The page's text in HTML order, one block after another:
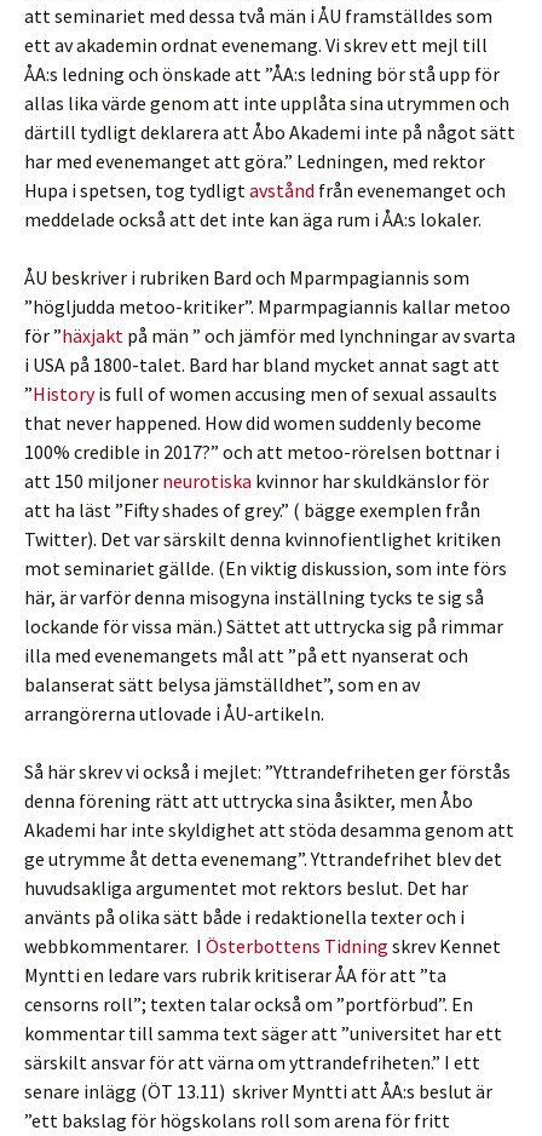
att seminariet med dessa två män i ÅU framställdes som
ett av akademin ordnat evenemang. Vi skrev ett mejl till
ÅA:s ledning och önskade att ”ÅA:s ledning bör stå upp för
allas lika värde genom att inte upplåta sina utrymmen och
därtill tydligt deklarera att Åbo Akademi inte på något sätt
har med evenemanget att göra.” Ledningen, med rektor
Hupa i spetsen, tog tydligtavstånd från evenemanget och
meddelade också att det inte kan äga rum i ÅA:s lokaler.
ÅU beskriver i rubriken Bard och Mparmpagiannis som
”högljudda metoo-kritiker”. Mparmpagiannis kallar metoo
för ”häxjakt på män ” och jämför med lynchningar av svarta
i USA på 1800-talet. Bard har bland mycket annat sagt att
”Historyis full of women accusing men of sexual assaults
that never happened. How did women suddenly become
100% credible in 2017?” och att metoo-rörelsen bottnar i
att 150 miljoner neurotiska kvinnor har skuldkänslor för
att ha läst ”Fifty shades of grey.” ( bägge exemplen från
Twitter). Det var särskilt denna kvinnofientlighet kritiken
mot seminariet gällde. (En viktig diskussion, som inte förs
här, är varför denna misogyna inställning tycks te sig så
lockande för vissa män.) Sättet att uttrycka sig på rimmar
illa med evenemangets mål att ”på ett nyanserat och
balanserat sätt belysa jämställdhet”, som en av
arrangörerna utlovade i ÅU-artikeln.
Så här skrev vi också i mejlet: ”Yttrandefriheten ger förstås
denna förening rätt att uttrycka sina åsikter, men Åbo
Akademi har inte skyldighet att stöda desamma genom att
ge utrymme åt detta evenemang”. Yttrandefrihet blev det
huvudsakliga argumentet mot rektors beslut. Det har
använts på olika sätt både i redaktionella texter och i
webbkommentarer. I Österbottens Tidning skrev Kennet
Myntti en ledare vars rubrik kritiserar ÅA för att ”ta
censorns roll”; texten talar också om ”portförbud”. En
kommentar till samma text säger att ”universitet har ett
särskilt ansvar för att värna om yttrandefriheten.” I ett
senare inlägg (ÖT 13.11) skriver Myntti att ÅA:s beslut är
”ett bakslag för högskolans roll som arena för fritt